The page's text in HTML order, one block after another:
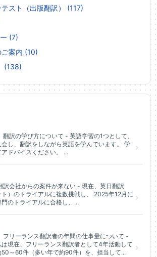
スト（出版翻訳） (117)
(7)
案内 (10)
(138)
翻訳の学び方について - 英語学習の1つとして、
し、翻訳をしながら英語を学んでいます。 学
ドバイスください。 ...
訳会社からの案件が来ない - 現在、英日翻訳
ト）のトライアルに複数挑戦し、 2025年12月に
のトライアルに合格し、...
フリーランス翻訳者の年間の仕事量について -
現在、フリーランス翻訳者として4年活動して
50～60件（多い年で約90件）を、担当して...